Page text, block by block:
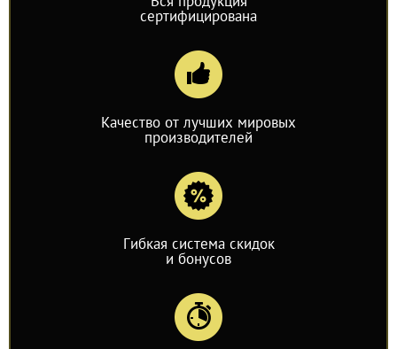
сертифицирована
Качество от лучших мировых
производителей
Гибкая система скидок
и бонусов